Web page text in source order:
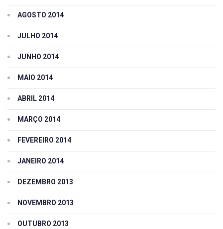
AGOSTO 2014
JULHO 2014
JUNHO 2014
MAIO 2014
ABRIL 2014
MARÇO 2014
FEVEREIRO 2014
JANEIRO 2014
DEZEMBRO 2013
NOVEMBRO 2013
OUTUBRO 2013